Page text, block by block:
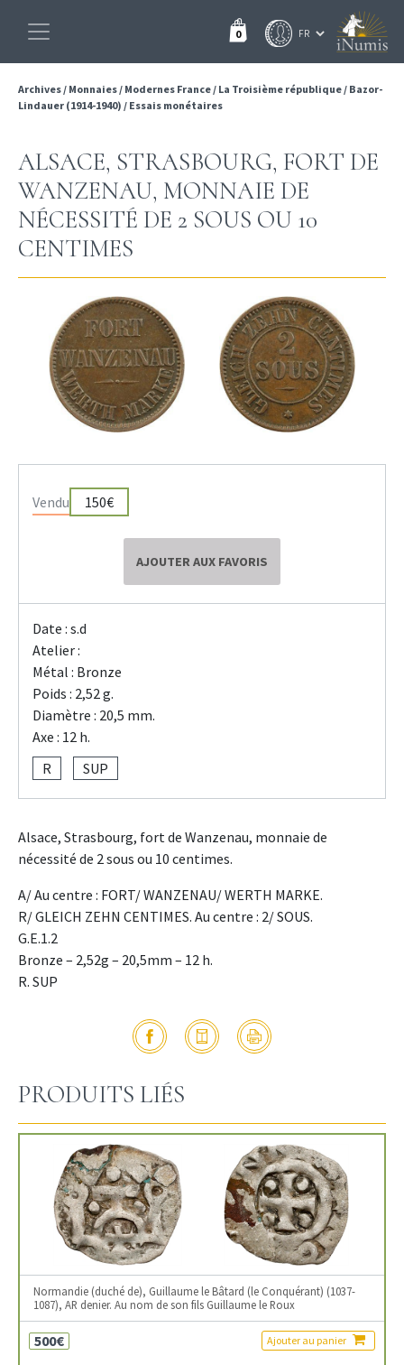
0
Archives/ Monnaies/ Modernes France/ La Troisième république/ Bazor-
Lindauer (1914-1940) / Essais monétaires
ALSACE, STRASBOURG, FORT DE
WANZENAU, MONNAIE DE
NÉCESSITÉ DE 2 SOUS OU 10
CENTIMES
Vendu 150€
AJOUTER AUX FAVORIS
Date : s.d
Atelier :
Métal : Bronze
Poids : 2,52 g.
Diamètre : 20,5 mm.
Axe : 12 h.
R
SUP
Alsace, Strasbourg, fort de Wanzenau, monnaie de
nécessité de 2 sous ou 10 centimes.
A/ Au centre : FORT/ WANZENAU/ WERTH MARKE.
R/ GLEICH ZEHN CENTIMES. Au centre : 2/ SOUS.
G.E.1.2
Bronze – 2,52g – 20,5mm – 12 h.
R. SUP
PRODUITS LIÉS
Normandie (duché de), Guillaume le Bâtard (le Conquérant) (1037-
1087), AR denier. Au nom de son fils Guillaume le Roux
500€ Ajouter au panier